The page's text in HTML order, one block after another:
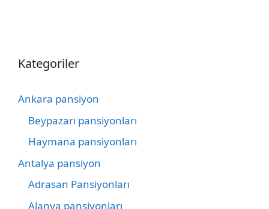
Kategoriler
Ankara pansiyon
Beypazarı pansiyonları
Haymana pansiyonları
Antalya pansiyon
Adrasan Pansiyonları
Alanya pansiyonları